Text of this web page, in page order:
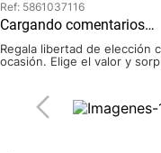
Ref: 5861037116
Cargando comentarios…
Regala libertad de elección
ocasión. Elige el valor y
4.
ollas
5.
7.